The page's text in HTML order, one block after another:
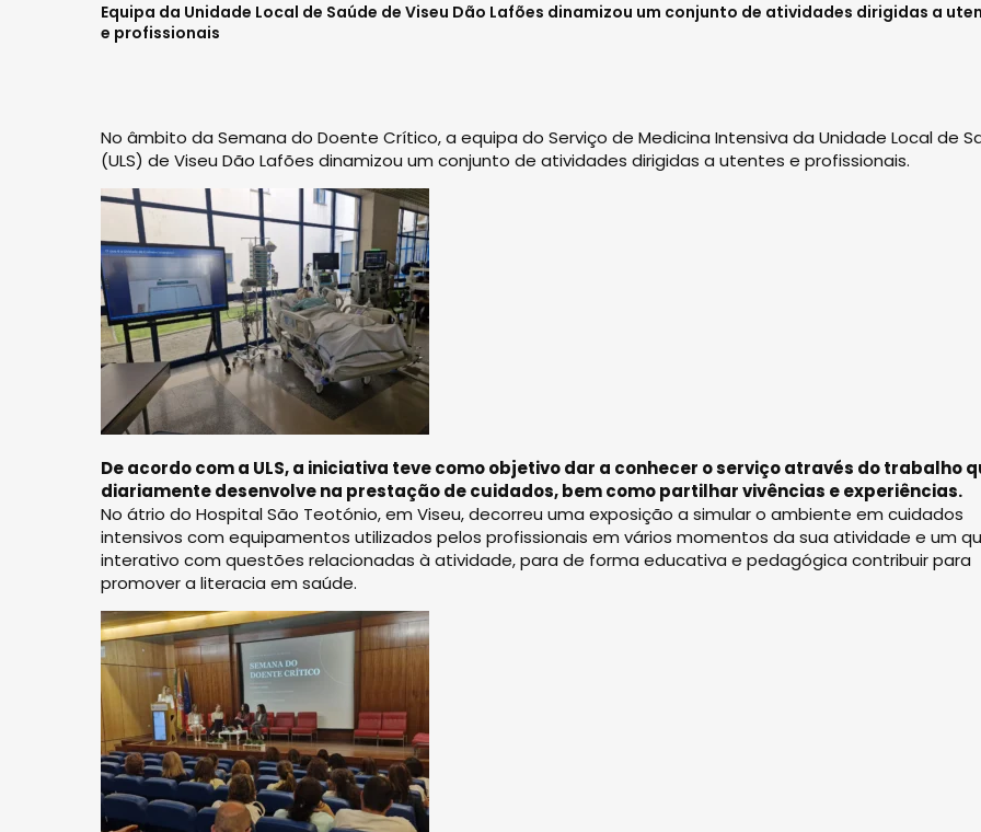
Equipa da Unidade Local de Saúde de Viseu Dão Lafões dinamizou um conjunto de atividades dirigidas a
e profissionais
No âmbito da Semana do Doente Crítico, a equipa do Serviço de Medicina Intensiva da Unidade Local de
(ULS) de Viseu Dão Lafões dinamizou um conjunto de atividades dirigidas a utentes e profissionais.
De acordo com a ULS, a iniciativa teve como objetivo dar a conhecer o serviço através do trabalho
diariamente desenvolve na prestação de cuidados, bem como partilhar vivências e experiências.
No átrio do Hospital São Teotónio, em Viseu, decorreu uma exposição a simular o ambiente em cuidados
intensivos com equipamentos utilizados pelos profissionais em vários momentos da sua atividade e um
interativo com questões relacionadas à atividade, para de forma educativa e pedagógica contribuir para
promover a literacia em saúde.